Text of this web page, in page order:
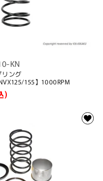
KN
リング
155】1000RPM
)